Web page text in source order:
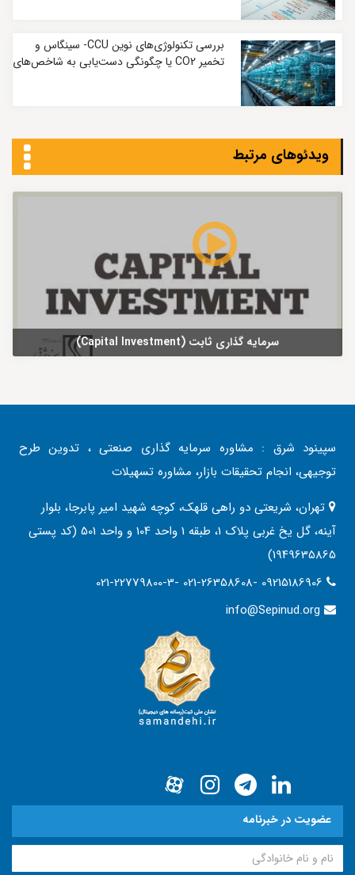
بررسی تکنولوژی‌های نوین CCU- سینگاس و
تخمیر CO2 یا چگونگی دست‌یابی به شاخص‌های
ویدئوهای مرتبط
سرمایه گذاری ثابت (Capital Investment)
سپینود شرق : مشاوره سرمایه گذاری صنعتی ، تدوین طرح
توجیهی، انجام تحقیقات بازار، مشاوره تسهیلات
تهران، شریعتی دو راهی قلهک، کوچه شهید امیر پابرجا، بلوار
آینه، گل یخ غربی پلاک 1، طبقه 1 واحد 104 و واحد 501 (کد پستی
1949635865)
021-22779800-3- 021-26358608- 09215186906
info@Sepinud.org
عضویت در خبرنامه